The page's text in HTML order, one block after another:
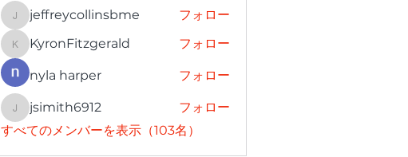
jeffreycollinsbme
jeffreycollinsbme フォロー
KyronFitzgerald
KyronFitzgerald フォロー
nyla harper フォロー
jsimith6912
jsimith6912
フォロー
すべてのメンバーを表示（103名）